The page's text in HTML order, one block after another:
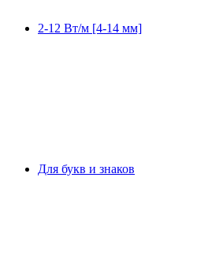
2-12 Вт/м [4-14 мм]
Для букв и знаков